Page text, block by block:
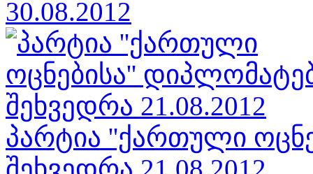
30.08.2012
პარტია ''ქართული